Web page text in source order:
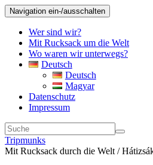
Navigation ein-/ausschalten
Wer sind wir?
Mit Rucksack um die Welt
Wo waren wir unterwegs?
Deutsch
Deutsch
Magyar
Datenschutz
Impressum
Tripmunks
Mit Rucksack durch die Welt /